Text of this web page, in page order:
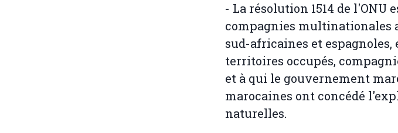
- La résolution 1514 de l'ONU
compagnies multinationales
sud-africaines et espagnoles,
territoires occupés,
et à qui le gouvernement
marocaines ont concédé
naturelles.